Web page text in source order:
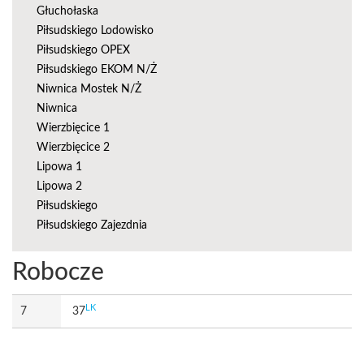
Głuchołaska
Piłsudskiego Lodowisko
Piłsudskiego OPEX
Piłsudskiego EKOM N/Ż
Niwnica Mostek N/Ż
Niwnica
Wierzbięcice 1
Wierzbięcice 2
Lipowa 1
Lipowa 2
Piłsudskiego
Piłsudskiego Zajezdnia
Robocze
7 37 LK